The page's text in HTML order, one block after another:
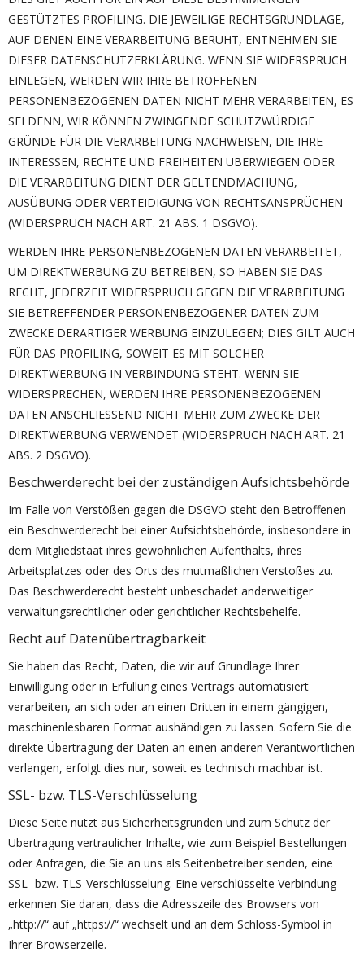
GESTÜTZTES PROFILING. DIE JEWEILIGE RECHTSGRUNDLAGE,
AUF DENEN EINE VERARBEITUNG BERUHT, ENTNEHMEN SIE
DIESER DATENSCHUTZERKLÄRUNG. WENN SIE WIDERSPRUCH
EINLEGEN, WERDEN WIR IHRE BETROFFENEN
PERSONENBEZOGENEN DATEN NICHT MEHR VERARBEITEN, ES
SEI DENN, WIR KÖNNEN ZWINGENDE SCHUTZWÜRDIGE
GRÜNDE FÜR DIE VERARBEITUNG NACHWEISEN, DIE IHRE
INTERESSEN, RECHTE UND FREIHEITEN ÜBERWIEGEN ODER
DIE VERARBEITUNG DIENT DER GELTENDMACHUNG,
AUSÜBUNG ODER VERTEIDIGUNG VON RECHTSANSPRÜCHEN
(WIDERSPRUCH NACH ART. 21 ABS. 1 DSGVO).
WERDEN IHRE PERSONENBEZOGENEN DATEN VERARBEITET,
UM DIREKTWERBUNG ZU BETREIBEN, SO HABEN SIE DAS
RECHT, JEDERZEIT WIDERSPRUCH GEGEN DIE VERARBEITUNG
SIE BETREFFENDER PERSONENBEZOGENER DATEN ZUM
ZWECKE DERARTIGER WERBUNG EINZULEGEN; DIES GILT AUCH
FÜR DAS PROFILING, SOWEIT ES MIT SOLCHER
DIREKTWERBUNG IN VERBINDUNG STEHT. WENN SIE
WIDERSPRECHEN, WERDEN IHRE PERSONENBEZOGENEN
DATEN ANSCHLIESSEND NICHT MEHR ZUM ZWECKE DER
DIREKTWERBUNG VERWENDET (WIDERSPRUCH NACH ART. 21
ABS. 2 DSGVO).
Beschwerderecht bei der zuständigen Aufsichtsbehörde
Im Falle von Verstößen gegen die DSGVO steht den Betroffenen
ein Beschwerderecht bei einer Aufsichtsbehörde, insbesondere in
dem Mitgliedstaat ihres gewöhnlichen Aufenthalts, ihres
Arbeitsplatzes oder des Orts des mutmaßlichen Verstoßes zu.
Das Beschwerderecht besteht unbeschadet anderweitiger
verwaltungsrechtlicher oder gerichtlicher Rechtsbehelfe.
Recht auf Datenübertragbarkeit
Sie haben das Recht, Daten, die wir auf Grundlage Ihrer
Einwilligung oder in Erfüllung eines Vertrags automatisiert
verarbeiten, an sich oder an einen Dritten in einem gängigen,
maschinenlesbaren Format aushändigen zu lassen. Sofern Sie die
direkte Übertragung der Daten an einen anderen Verantwortlichen
verlangen, erfolgt dies nur, soweit es technisch machbar ist.
SSL- bzw. TLS-Verschlüsselung
Diese Seite nutzt aus Sicherheitsgründen und zum Schutz der
Übertragung vertraulicher Inhalte, wie zum Beispiel Bestellungen
oder Anfragen, die Sie an uns als Seitenbetreiber senden, eine
SSL- bzw. TLS-Verschlüsselung. Eine verschlüsselte Verbindung
erkennen Sie daran, dass die Adresszeile des Browsers von
„http://“ auf „https://“ wechselt und an dem Schloss-Symbol in
Ihrer Browserzeile.